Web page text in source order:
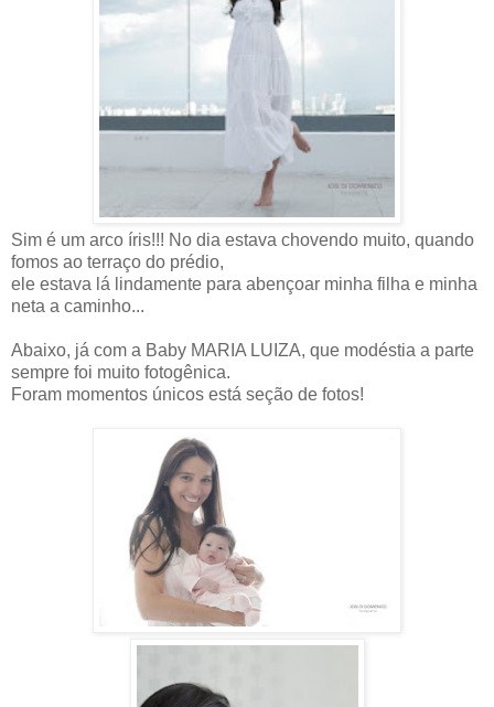
Sim é um arco íris!!! No dia estava chovendo muito, quando
fomos ao terraço do prédio,
ele estava lá lindamente para abençoar minha filha e minha
neta a caminho...
Abaixo, já com a Baby MARIA LUIZA, que modéstia a parte
sempre foi muito fotogênica.
Foram momentos únicos está seção de fotos!